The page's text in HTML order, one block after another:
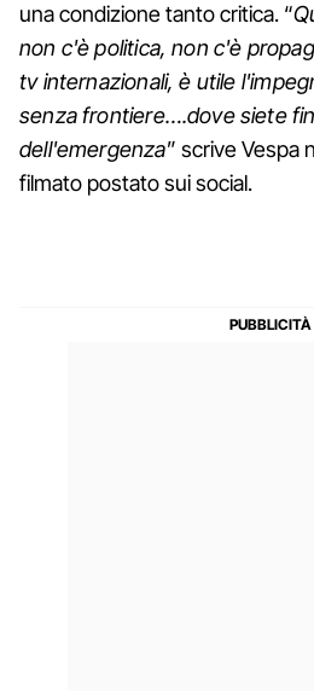
una condizione tanto critica. “
non c'è politica, non c'è
tv internazionali, è utile
senza frontiere….dove siete
dell'emergenza” scrive Vespa
filmato postato sui social.